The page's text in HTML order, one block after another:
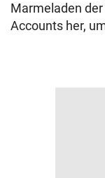
Marmeladen
Accounts her,